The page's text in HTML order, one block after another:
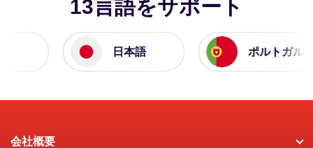
13言語をサポート
日本語 ポルトガル語
会社概要